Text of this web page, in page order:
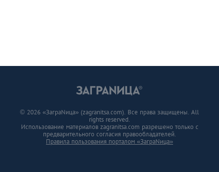
© 2026 «ЗаграNица» (zagranitsa.com). Все права защищены. All
rights reserved.
Использование материалов zagranitsa.com разрешено только с
предварительного согласия правообладателей.
Правила пользования порталом «ЗаграNица»